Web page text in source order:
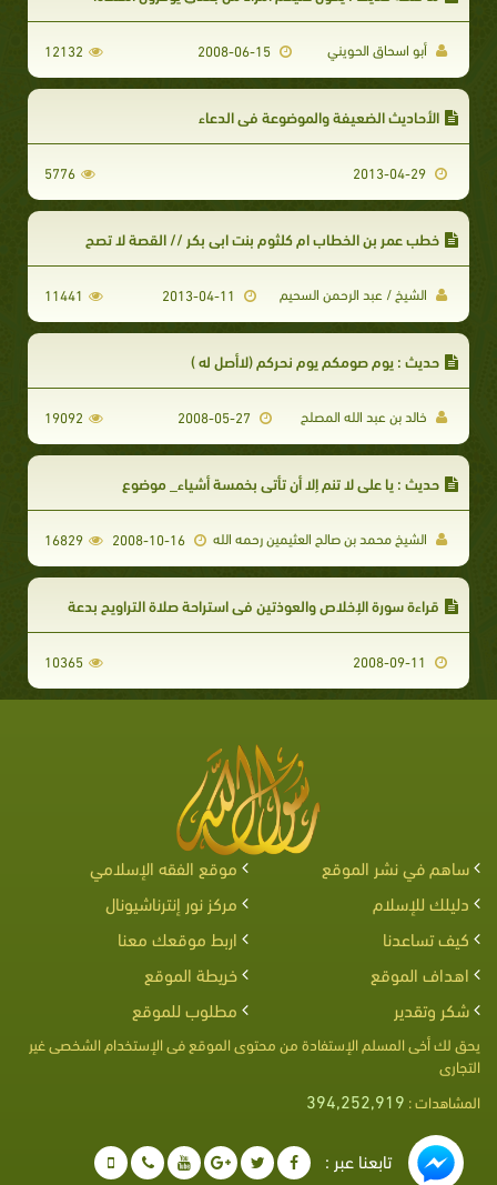
أبو اسحاق الحويني 12132
الأحاديث الضعيفة والموضوعة في الدعاء
5776
خطب عمر بن الخطاب ام كلثوم بنت ابي بكر // القصة لا تصح
الشيخ / عبد الرحمن السحيم 11441
حديث : يوم صومكم يوم نحركم (لاأصل له )
خالد بن عبد الله المصلح 19092
حديث : يا علي لا تنم إلا أن تأتي بخمسة أشياء_ موضوع
الشيخ محمد بن صالح العثيمين رحمه الله 16829
قراءة سورة الإخلاص والعوذتين في استراحة صلاة التراويح بدعة
10365
ساهم في نشر الموقع
موقع الفقه الإسلامي
دليلك للإسلام
مركز نور إنترناشيونال
كيف تساعدنا
اربط موقعك معنا
اهداف الموقع
خريطة الموقع
شكر وتقدير
مطلوب للموقع
يحق لك أخى المسلم الإستفادة من محتوى الموقع فى الإستخدام الشخصى غير
التجارى
المشاهدات : 394,252,919
تابعنا عبر :